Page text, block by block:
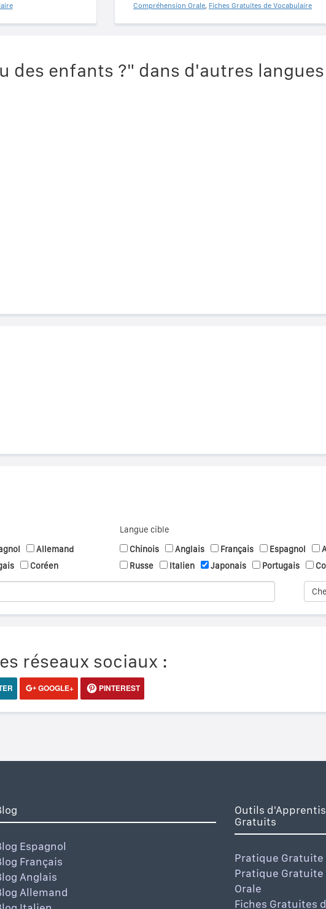
Compréhension Orale, Fiches Gratuites de Vocabulaire
des enfants ?" dans d'autres langues
Allemand
Coréen
Langue cible
Chinois
Anglais Français Espagnol
Russe
Italien Japonais Portugais
réseaux sociaux :
GOOGLE+ PINTEREST
Espagnol
Français
Anglais
Allemand
Outils
Gratuits
Pratique Gratuite
Pratique Gratuite
Orale
Fiches Gratuites